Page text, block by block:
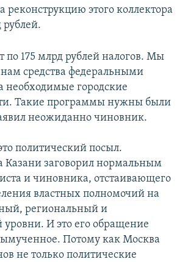
реконструкцию этого коллектора
рублей.
по 175 млрд рублей налогов. Мы
средства федеральными
городские
Такие программы нужны были
неожиданно чиновник.
политический посыл.
Казани заговорил нормальным
и чиновника, отстаивающего
властных полномочий на
региональный и
И это его обращение
Потому как Москва
не только политические